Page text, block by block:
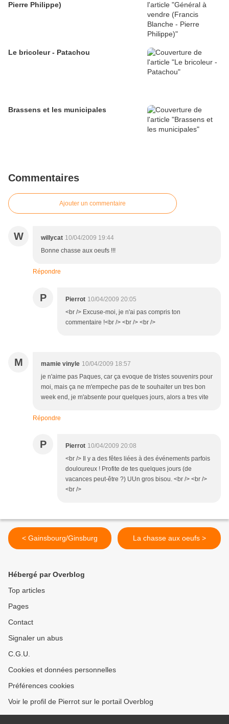
Pierre Philippe)
Le bricoleur - Patachou
Brassens et les municipales
Commentaires
Ajouter un commentaire
W willycat 10/04/2009 19:44
Bonne chasse aux oeufs !!!
Répondre
P Pierrot 10/04/2009 20:05
<br /> Excuse-moi, je n'ai pas compris ton
commentaire !<br /> <br /> <br />
M mamie vinyle 10/04/2009 18:57
je n'aime pas Paques, car ça evoque de tristes souvenirs pour
moi, mais ça ne m'empeche pas de te souhaiter un tres bon
week end, je m'absente pour quelques jours, alors a tres vite
Répondre
P Pierrot 10/04/2009 20:08
<br /> Il y a des fêtes liées à des événements parfois
douloureux ! Profite de tes quelques jours (de
vacances peut-être ?) UUn gros bisou. <br /> <br />
<br />
< Gainsbourg/Ginsburg La chasse aux oeufs >
Hébergé par Overblog
Top articles
Pages
Contact
Signaler un abus
C.G.U.
Cookies et données personnelles
Préférences cookies
Voir le profil de Pierrot sur le portail Overblog